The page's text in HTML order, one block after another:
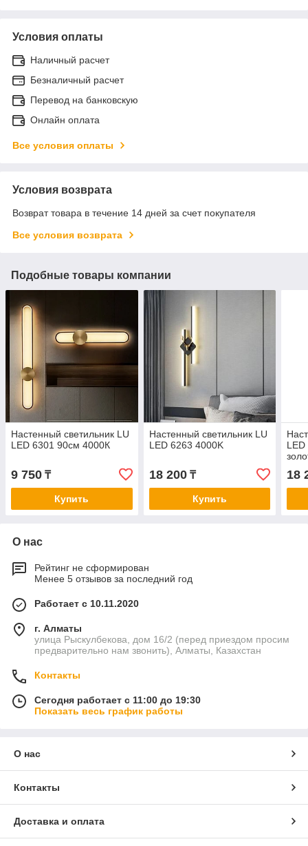
Условия оплаты
Наличный расчет
Безналичный расчет
Перевод на банковскую
Онлайн оплата
Все условия оплаты
Условия возврата
Возврат товара в течение 14 дней за счет покупателя
Все условия возврата
Подобные товары компании
Настенный светильник LU
LED 6301 90см 4000К
9 750 ₸
Купить
Настенный светильник LU
LED 6263 4000K
18 200₸
Купить
18
О нас
Рейтинг не сформирован
Менее 5 отзывов за последний год
Работает с 10.11.2020
г. Алматы
улица Рыскулбекова, дом 16/2 (перед приездом просим
предварительно нам звонить), Алматы, Казахстан
Контакты
Сегодня работает с 11:00 до 19:30
Показать весь график работы
О нас
Контакты
Доставка и оплата